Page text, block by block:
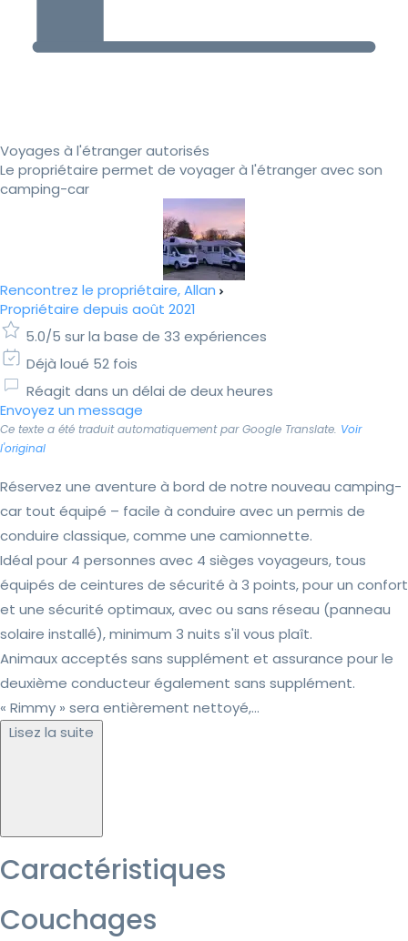
Voyages à l'étranger autorisés
Le propriétaire permet de voyager à l'étranger avec son
camping-car
Rencontrez le propriétaire, Allan
Propriétaire depuis août 2021
5.0/5 sur la base de 33 expériences
Déjà loué 52 fois
Réagit dans un délai de deux heures
Envoyez un message
Ce texte a été traduit automatiquement par Google Translate. Voir
l'original
Réservez une aventure à bord de notre nouveau camping-
car tout équipé – facile à conduire avec un permis de
conduire classique, comme une camionnette.
Idéal pour 4 personnes avec 4 sièges voyageurs, tous
équipés de ceintures de sécurité à 3 points, pour un confort
et une sécurité optimaux, avec ou sans réseau (panneau
solaire installé), minimum 3 nuits s'il vous plaît.
Animaux acceptés sans supplément et assurance pour le
deuxième conducteur également sans supplément.
« Rimmy » sera entièrement nettoyé,...
Lisez la suite
Caractéristiques
Couchages